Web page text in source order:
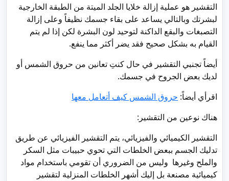
التقشير هو عملية إزالة خلايا الجلد الميتة من الطبقة الخارجية
لبشرتك وبالتالي يساعد على بقاء جسمك نظيفاً وعلى إزالة
التصبغات والبقع الداكنة لتوحيد لون البشرة لكن إذا لم يتم
القيام به بشكل صحيح فقد يضر أكثر مما ينفع.
أيضاً تجنبي التقشير في حال كنتِ تعانين من حروق الشمس أو
لديك بعض الجروح في جسمك.
اقرأي أيضاً: حروق الشمس كيف أتعامل معها
هناك نوعين من التقشير:
التقشير الكيميائي والفيزيائي، يتم التقشير الفيزيائي عن طريق
تدليك الجسم ببعض الخلطات التي تحوي حبيبات مثل السكر
والملح وغيرها وليس من الضروري أن تقومي باستخدام مواد
كيميائية مصنعة بل إليك أشهر الخلطات المنزلية لتقشير